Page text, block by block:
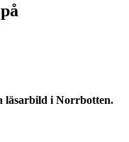
läsarbild i Norrbotten.